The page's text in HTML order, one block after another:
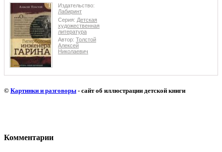
Издательство:
Лабиринт
Серия: Детская
художественная
литература
Автор: Толстой
Алексей
Николаевич
© Картинки и разговоры - сайт об иллюстрации детской книги
Комментарии